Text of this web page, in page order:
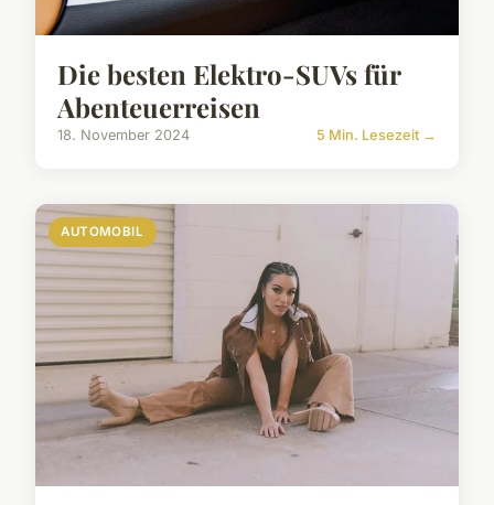
Die besten Elektro-SUVs für
Abenteuerreisen
18. November 2024 5 Min. Lesezeit →
AUTOMOBIL